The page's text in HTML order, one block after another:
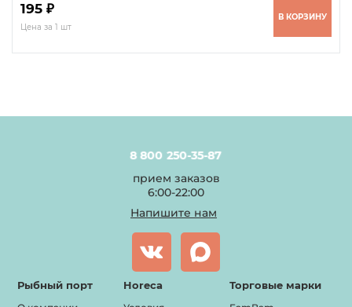
195 ₽
Цена за 1 шт
В КОРЗИНУ
8 800 250-35-87
прием заказов
6:00-22:00
Напишите нам
Рыбный порт Horeca Торговые марки